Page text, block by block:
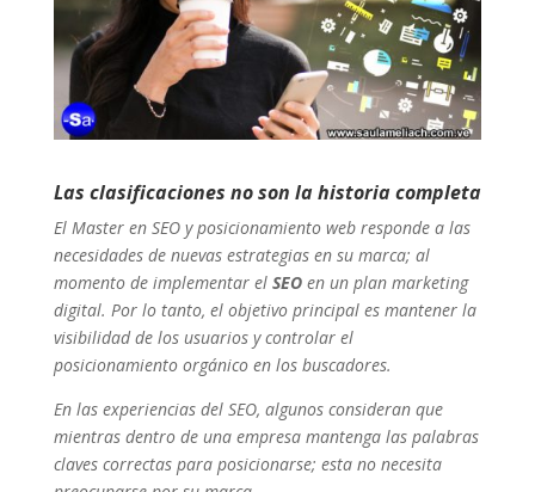
Las clasificaciones no son la historia completa
El Master en SEO y posicionamiento web responde a las
necesidades de nuevas estrategias en su marca; al
momento de implementar el SEOen un plan marketing
digital. Por lo tanto, el objetivo principal es mantener la
visibilidad de los usuarios y controlar el
posicionamiento orgánico en los buscadores.
En las experiencias del SEO, algunos consideran que
mientras dentro de una empresa mantenga las palabras
claves correctas para posicionarse; esta no necesita